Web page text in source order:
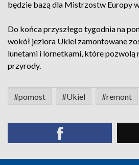
będzie bazą dla Mistrzostw Europy
Do końca przyszłego tygodnia na
wokół jeziora Ukiel zamontowane
lunetami i lornetkami, które pozwolą
przyrody.
#pomost #Ukiel #remont